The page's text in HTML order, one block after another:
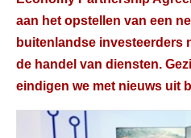
aan het opstellen van een
buitenlandse investeerders
de handel van diensten.
eindigen we met nieuws uit